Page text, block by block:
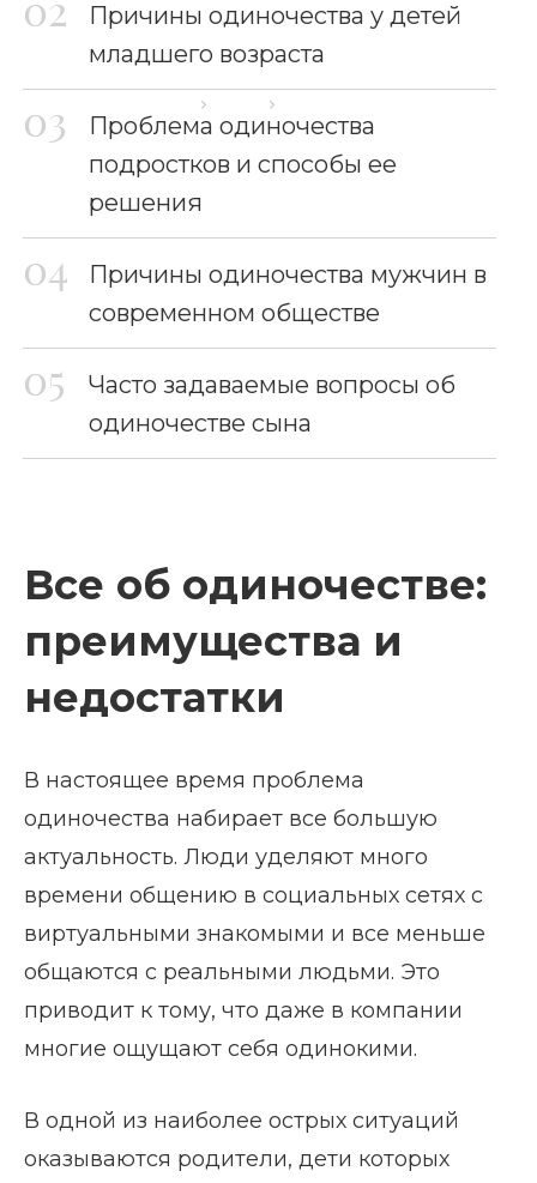
Причины одиночества у детей
младшего возраста
Проблема одиночества
подростков и способы ее
решения
Причины одиночества мужчин в
современном обществе
Часто задаваемые вопросы об
одиночестве сына
Все об одиночестве:
преимущества и
недостатки
В настоящее время проблема
одиночества набирает все большую
актуальность. Люди уделяют много
времени общению в социальных сетях с
виртуальными знакомыми и все меньше
общаются с реальными людьми. Это
приводит к тому, что даже в компании
многие ощущают себя одинокими.
В одной из наиболее острых ситуаций
оказываются родители, дети которых